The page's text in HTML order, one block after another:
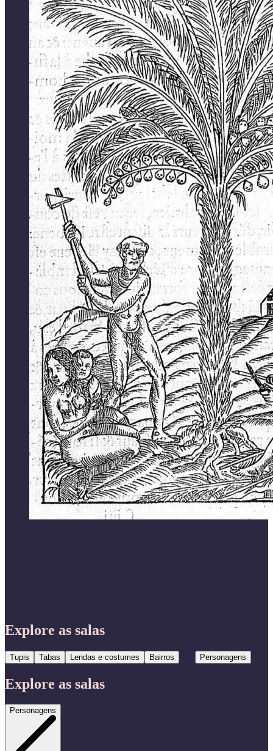
Explore as salas
Tupis Tabas Lendas e costumes Bairros Personagens
Explore as salas
Personagens